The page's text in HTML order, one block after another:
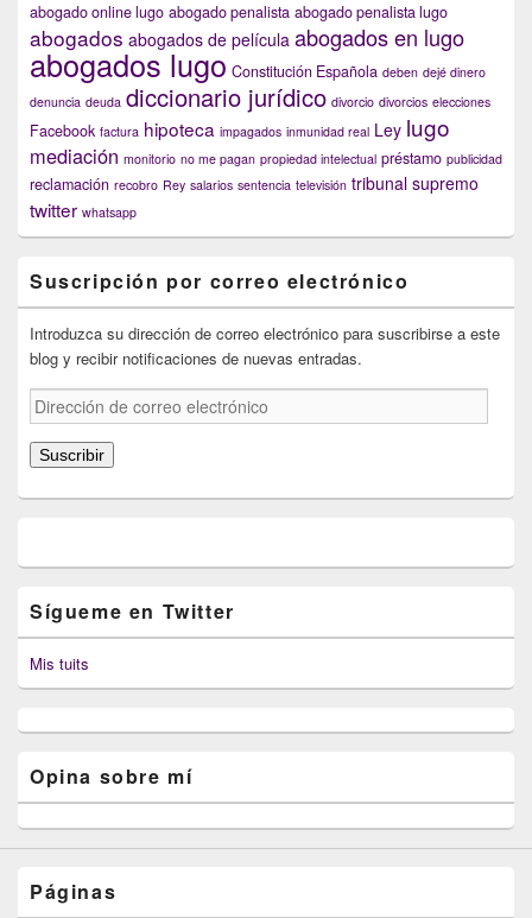
abogado online lugo abogado penalista abogado penalista lugo
abogados abogados de película abogados en lugo
abogados lugo Constitución Española deben dejé dinero
denuncia deuda diccionario jurídico divorcio divorcios elecciones
Facebook factura hipoteca impagados inmunidad real Ley lugo
mediación monitorio no me pagan propiedad intelectual préstamo publicidad
reclamación recobro Rey salarios sentencia televisión tribunal supremo
twitter whatsapp
Suscripción por correo electrónico
Introduzca su dirección de correo electrónico para suscribirse a este
blog y recibir notificaciones de nuevas entradas.
Dirección
de
correo
electrónico
Suscribir
Sígueme en Twitter
Mis tuits
Opina sobre mí
Páginas